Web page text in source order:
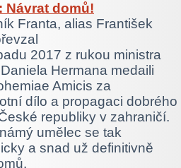
Návrat domů!
Franta, alias František
2017 z rukou ministra
Hermana medaili
Amicis za
dílo a propagaci dobrého
republiky v zahraničí.
umělec se tak
a snad už definitivně